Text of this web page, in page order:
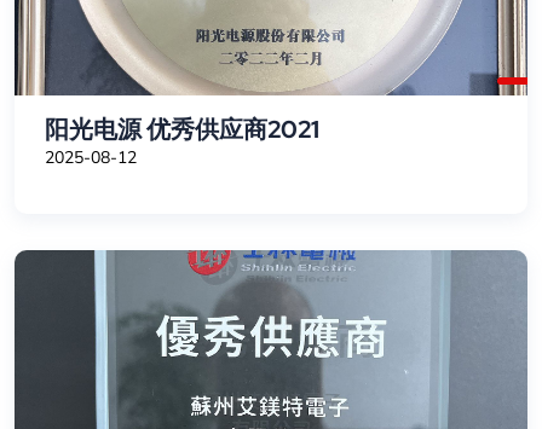
阳光电源 优秀供应商2021
2025-08-12